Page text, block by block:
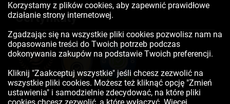
Certyfikaty
Korzystamy z plików cookies, aby zapewnić prawidłowe
działanie strony internetowej.
Zgadzając się na wszystkie pliki cookies pozwolisz nam na
dopasowanie treści do Twoich potrzeb podczas
dokonywania zakupów na podstawie Twoich preferencji.
Kliknij "Zaakceptuj wszystkie" jeśli chcesz zezwolić na
wszystkie pliki cookies. Możesz też kliknąć opcję "Zmień
ustawienia" i samodzielnie zdecydować, na które pliki